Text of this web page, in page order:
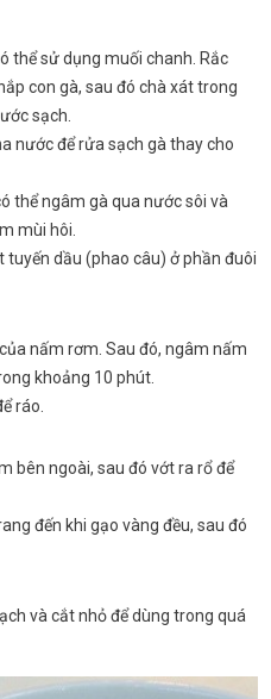
thể sử dụng muối chanh. Rắc
con gà, sau đó chà xát trong
sạch.
nước để rửa sạch gà thay cho
thể ngâm gà qua nước sôi và
mùi hôi.
tuyến dầu (phao câu) ở phần đuôi
nấm rơm. Sau đó, ngâm nấm
khoảng 10 phút.
ráo.
bên ngoài, sau đó vớt ra rổ để
đến khi gạo vàng đều, sau đó
và cắt nhỏ để dùng trong quá